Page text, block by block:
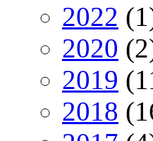
2022
2020
2019
2018